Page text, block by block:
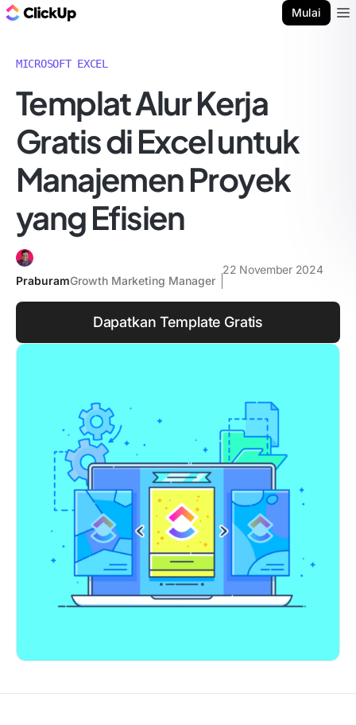
Mulai
MICROSOFT EXCEL
Templat Alur Kerja
Gratis di Excel untuk
Manajemen Proyek
yang Efisien
PraburamGrowth Marketing Manager
22 November 2024
Dapatkan Template Gratis